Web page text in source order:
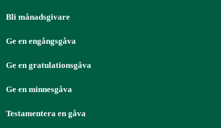
Bli månadsgivare
Ge en engångsgåva
Ge en gratulationsgåva
Ge en minnesgåva
Testamentera en gåva